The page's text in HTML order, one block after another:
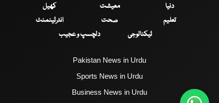
دنیا
معیشت
کھیل
تعلیم
صحت
انٹرٹینمنٹ
ٹیکنالوجی
دلچسپ و عجیب
Pakistan News in Urdu
Sports News in Urdu
Business News in Urdu